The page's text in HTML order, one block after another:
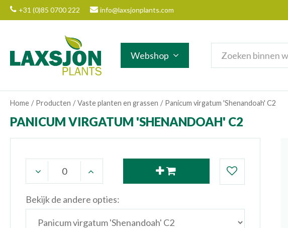
Ga
naar
Home Producten Vaste planten en grassen Panicum virgatum 'Shenandoah' C2
+31 (0)85 0700 222 info@laxsjonplants.com
Webshop
PANICUM VIRGATUM 'SHENANDOAH' C2
Bekijk de andere opties: